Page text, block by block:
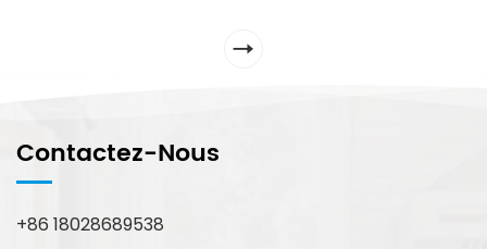
Contactez-Nous
+86 18028689538